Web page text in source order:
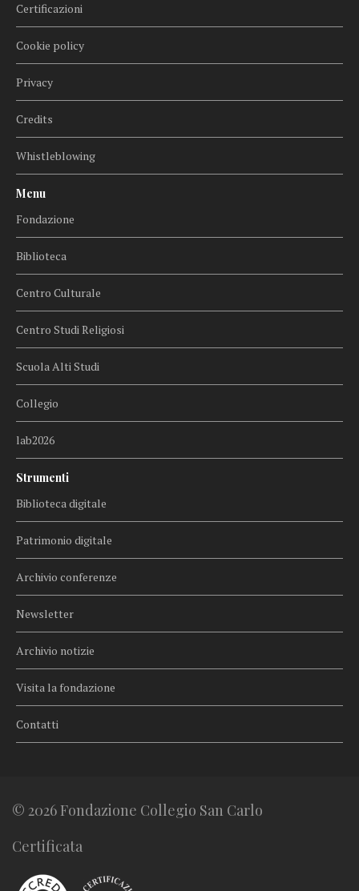
Certificazioni
Cookie policy
Privacy
Credits
Whistleblowing
Menu
Fondazione
Biblioteca
Centro Culturale
Centro Studi Religiosi
Scuola Alti Studi
Collegio
lab2026
Strumenti
Biblioteca digitale
Patrimonio digitale
Archivio conferenze
Newsletter
Archivio notizie
Visita la fondazione
Contatti
© 2026 Fondazione Collegio San Carlo
Certificata